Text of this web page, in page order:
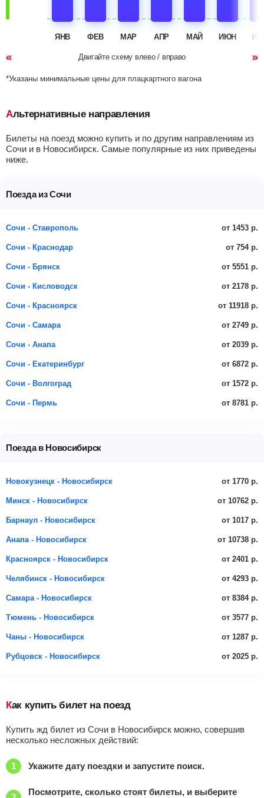
ЯНВ ФЕВ МАР АПР МАЙ ИЮН
Двигайте схему влево / вправо
*Указаны минимальные цены для плацкартного вагона
Альтернативные направления
Билеты на поезд можно купить и по другим направлениям из
Сочи и в Новосибирск. Самые популярные из них приведены
ниже.
Поезда из Сочи
Сочи - Ставрополь от 1453 р.
Сочи - Краснодар от 754 р.
Сочи - Брянск от 5551 р.
Сочи - Кисловодск от 2178 р.
Сочи - Красноярск от 11918 р.
Сочи - Самара от 2749 р.
Сочи - Анапа от 2039 р.
Сочи - Екатеринбург от 6872 р.
Сочи - Волгоград от 1572 р.
Сочи - Пермь от 8781 р.
Поезда в Новосибирск
Новокузнецк - Новосибирск от 1770 р.
Минск - Новосибирск от 10762 р.
Барнаул - Новосибирск от 1017 р.
Анапа - Новосибирск от 10738 р.
Красноярск - Новосибирск от 2401 р.
Челябинск - Новосибирск от 4293 р.
Самара - Новосибирск от 8384 р.
Тюмень - Новосибирск от 3577 р.
Чаны - Новосибирск от 1287 р.
Рубцовск - Новосибирск от 2025 р.
Как купить билет на поезд
Купить жд билет из Сочи в Новосибирск можно, совершив
несколько несложных действий:
Укажите дату поездки и запустите поиск.
Посмотрите, сколько стоят билеты, и выберите